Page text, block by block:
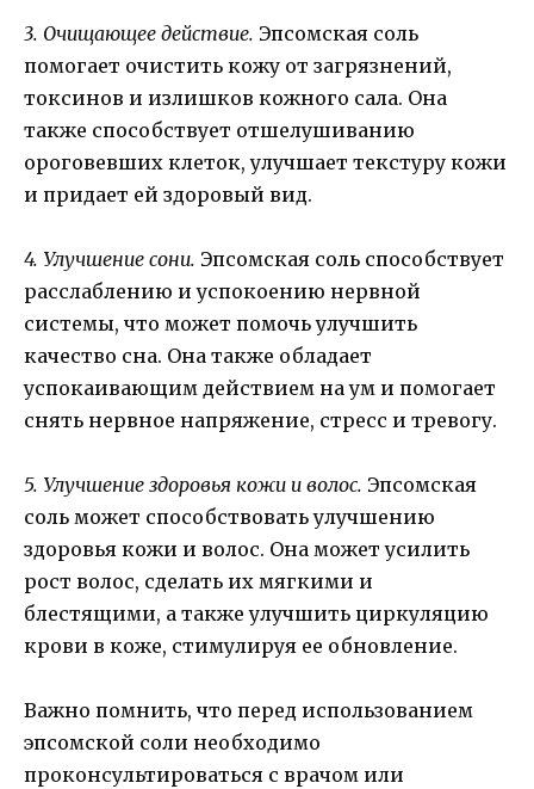
3. Очищающее действие. Эпсомская соль
помогает очистить кожу от загрязнений,
токсинов и излишков кожного сала. Она
также способствует отшелушиванию
ороговевших клеток, улучшает текстуру кожи
и придает ей здоровый вид.
4. Улучшение сони. Эпсомская соль способствует
расслаблению и успокоению нервной
системы, что может помочь улучшить
качество сна. Она также обладает
успокаивающим действием на ум и помогает
снять нервное напряжение, стресс и тревогу.
5. Улучшение здоровья кожи и волос. Эпсомская
соль может способствовать улучшению
здоровья кожи и волос. Она может усилить
рост волос, сделать их мягкими и
блестящими, а также улучшить циркуляцию
крови в коже, стимулируя ее обновление.
Важно помнить, что перед использованием
эпсомской соли необходимо
проконсультироваться с врачом или